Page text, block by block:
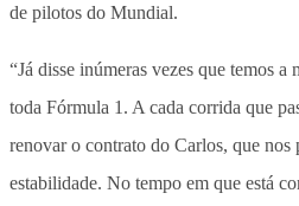
de pilotos do Mundial.
“Já disse inúmeras vezes que temos
toda Fórmula 1. A cada corrida que
renovar o contrato do Carlos, que nos
estabilidade. No tempo em que está